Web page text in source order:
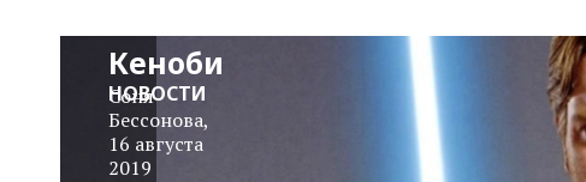
Кеноби
Соня
Бессонова,
16 августа
2019
НОВОСТИ